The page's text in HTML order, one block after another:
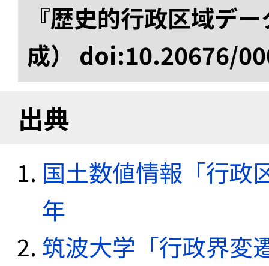
『歴史的行政区域デ
成） doi:10.20676/
出典
国土数値情報「行政
年
筑波大学「行政界変